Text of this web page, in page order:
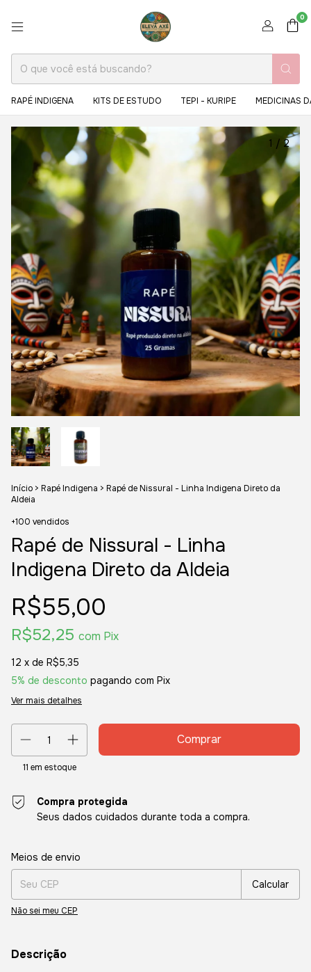
0
RAPÉ INDIGENA KITS DE ESTUDO TEPI - KURIPE MEDICINAS
1 / 2
Início > Rapé Indigena > Rapé de Nissural - Linha Indigena Direto da
Aldeia
+100 vendidos
Rapé de Nissural - Linha
Indigena Direto da Aldeia
R$55,00
R$52,25 com Pix
12 x de R$5,35
5% de desconto pagando com Pix
Ver mais detalhes
11 em estoque
Compra protegida
Seus dados cuidados durante toda a compra.
Entregas para o CEP:
Meios de envio
Calcular
Não sei meu CEP
Descrição